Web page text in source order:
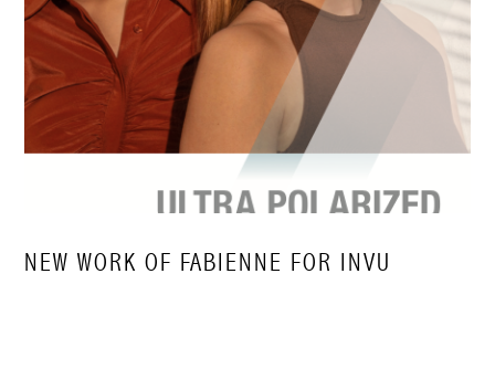
NEW WORK OF FABIENNE FOR INVU